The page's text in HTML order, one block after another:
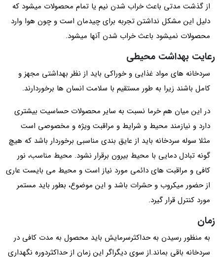
از گذشت مدتی باعث خراب شدن نیم یا تمام محصولات میشود که
دلیل این مشکل نداشتن تجربه برای چیدمان است و چون هوا وارد
محصولات نمیشود باعث خراب شدن آنها میشود.
رعایت بهداشت محیطی
سردخانه های مواد غذایی و خوراکی باید از نظر بهداشتی مجهز و
کامل باشند زیرا به طور مستقیم با سلامت انسان ها برخوردارند.
در این میان هم خرما نسبت به سایر محصولات حساسیت بیشتری
دارد و نیازمند محیط و شرایط و مراقبت ویژه و مخصوصی است
مثلا سوله سردخانه باید از عایق بندی مناسبی برخوردار باشد که هیچ
گونه تبادل دمایی با محیط بیرون برقرار نشود. محیط مناسب، نور
کافی و مراقبت های دائمی مورد نیاز است و محیط می بایست عاری
از حضور میکروب و حشرات باشد و این موضوع، بطور باید مستمر
مورد کنترل قرار گیرد.
زمان
به منظور رسیدن به حداکثرسرمایش باید محصول به مدت کافی در
سردخانه باقی بماند.از سوی دیگراگر این زمان از حداکثردوره نگهداری